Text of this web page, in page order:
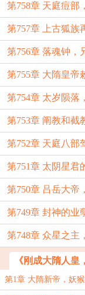
第758章 天庭痘部
第757章 上古狐族
洞！
第756章 落魂钟，
第755章 大隋皇帝
第754章 太岁陨落
第753章 阐教和截
退？
第752章 天庭八部
第751章 太阴星君
第750章 吕岳大帝
第749章 封神的业
结！
第748章 众星之主
《刚成大隋人
第1章 大隋新帝，妖